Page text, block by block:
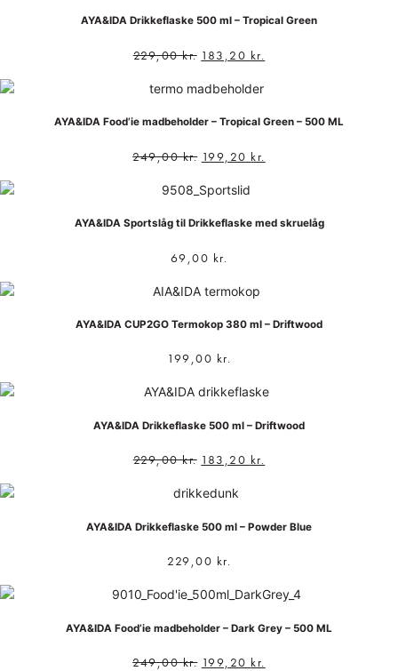
AYA&IDA Drikkeflaske 500 ml – Tropical Green
229,00kr. 183,20 kr.
AYA&IDA Food’ie madbeholder – Tropical Green – 500 ML
249,00kr. 199,20 kr.
AYA&IDA Sportslåg til Drikkeflaske med skruelåg
69,00 kr.
AYA&IDA CUP2GO Termokop 380 ml – Driftwood
199,00 kr.
AYA&IDA Drikkeflaske 500 ml – Driftwood
229,00kr. 183,20 kr.
AYA&IDA Drikkeflaske 500 ml – Powder Blue
229,00 kr.
AYA&IDA Food’ie madbeholder – Dark Grey – 500 ML
249,00kr. 199,20 kr.